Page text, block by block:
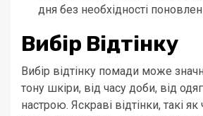
дня без необхідності
Вибір Відтінку
Вибір відтінку помади може
тону шкіри, від часу доби, від
настрою. Яскраві відтінки, такі як